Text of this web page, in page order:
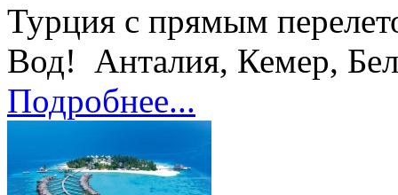
Турция с прямым
Вод! Анталия, Кемер,
Подробнее...